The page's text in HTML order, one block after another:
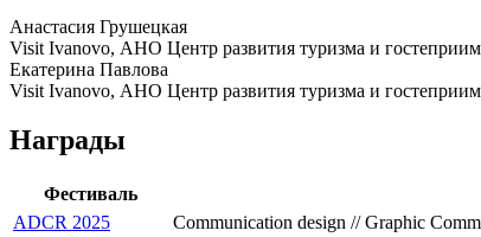
Анастасия Грушецкая
Visit Ivanovo, АНО Центр развития туризма и
Екатерина Павлова
Visit Ivanovo, АНО Центр развития туризма и
Награды
Фестиваль
ADCR 2025
Communication design // Graphic